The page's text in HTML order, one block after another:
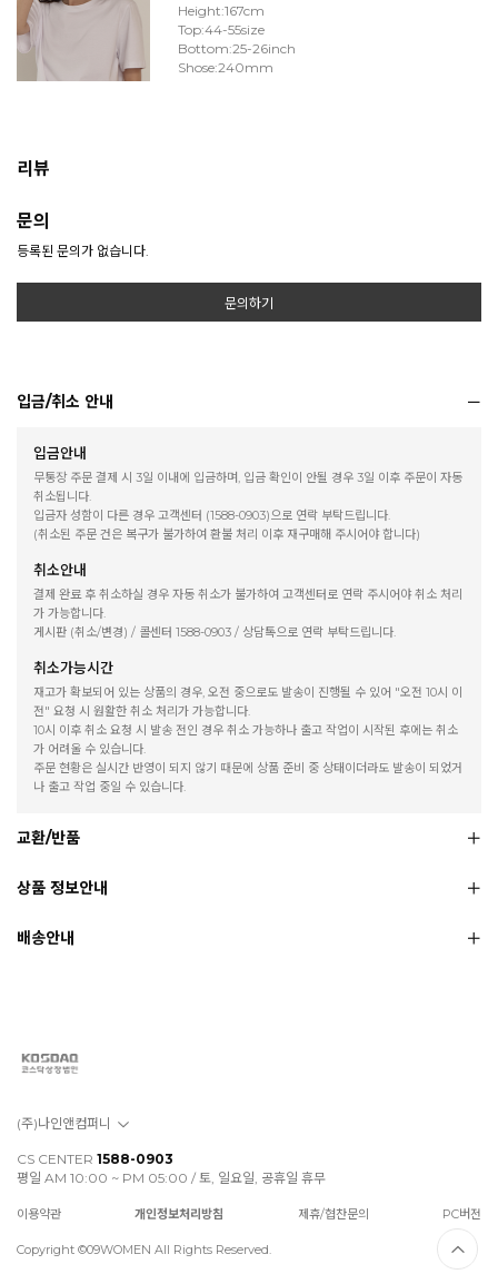
Height:167cm
Top:44-55size
Bottom:25-26inch
Shose:240mm
리뷰
문의
등록된 문의가 없습니다.
문의하기
입금/취소 안내
입금안내
무통장 주문 결제 시 3일 이내에 입금하며, 입금 확인이 안될 경우 3일 이후 주문이 자동
취소됩니다.
입금자 성함이 다른 경우 고객센터 (1588-0903)으로 연락 부탁드립니다.
(취소된 주문 건은 복구가 불가하여 환불 처리 이후 재구매해 주시어야 합니다)
취소안내
결제 완료 후 취소하실 경우 자동 취소가 불가하여 고객센터로 연락 주시어야 취소 처리
가 가능합니다.
게시판 (취소/변경) / 콜센터 1588-0903 / 상담톡으로 연락 부탁드립니다.
취소가능시간
재고가 확보되어 있는 상품의 경우, 오전 중으로도 발송이 진행될 수 있어 "오전 10시 이
전" 요청 시 원활한 취소 처리가 가능합니다.
10시 이후 취소 요청 시 발송 전인 경우 취소 가능하나 출고 작업이 시작된 후에는 취소
가 어려울 수 있습니다.
주문 현황은 실시간 반영이 되지 않기 때문에 상품 준비 중 상태이더라도 발송이 되었거
나 출고 작업 중일 수 있습니다.
교환/반품
상품 정보안내
배송안내
(주)나인앤컴퍼니
CS CENTER 1588-0903
평일 AM 10:00 ~ PM 05:00 / 토, 일요일, 공휴일 휴무
이용약관 개인정보처리방침 제휴/협찬문의 PC버전
Copyright ©09WOMEN All Rights Reserved.